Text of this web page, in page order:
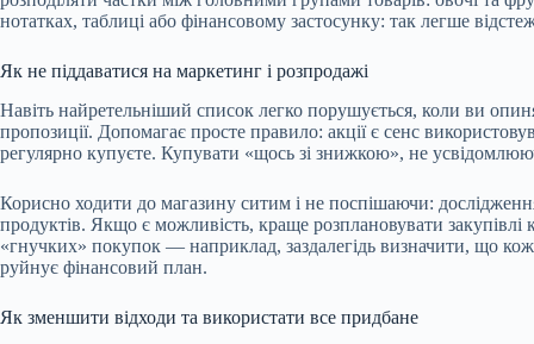
нотатках, таблиці або фінансовому застосунку: так легше
Як не піддаватися на маркетинг і розпродажі
Навіть найретельніший список легко порушується, коли ви
пропозиції. Допомагає просте правило: акції є сенс
регулярно купуєте. Купувати «щось зі знижкою», не
Корисно ходити до магазину ситим і не поспішаючи:
продуктів. Якщо є можливість, краще розплановувати
«гнучких» покупок — наприклад, заздалегідь визначити, що
руйнує фінансовий план.​
Як зменшити відходи та використати все придбане